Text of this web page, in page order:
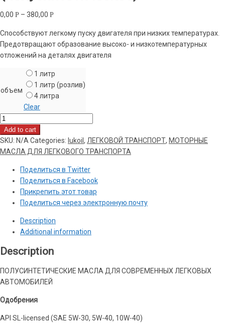
0,00 Р – 380,00 Р
Способствуют легкому пуску двигателя при низких температурах.
Предотвращают образование высоко- и низкотемпературных
отложений на деталях двигателя
объем
1 литр
1 литр (розлив)
4 литра
Clear
ЛУКОЙЛ
ЛЮКС
10W-
40,
SL/CF
(полусинтетическое)
quantity
Add to cart
SKU: N/A Categories: lukoil, ЛЕГКОВОЙ ТРАНСПОРТ, МОТОРНЫЕ
МАСЛА ДЛЯ ЛЕГКОВОГО ТРАНСПОРТА
Поделиться в Twitter
Поделиться в Facebook
Прикрепить этот товар
Поделиться через электронную почту
Description
Additional information
Description
ПОЛУСИНТЕТИЧЕСКИЕ МАСЛА ДЛЯ СОВРЕМЕННЫХ ЛЕГКОВЫХ
АВТОМОБИЛЕЙ
Одобрения
API SL-licensed (SAE 5W-30, 5W-40, 10W-40)